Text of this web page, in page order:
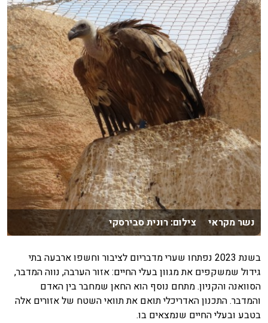
נשר מקראי צילום: רונית סבירסקי
בשנת 2023 נפתחו שערי מדבריום לציבור וחשפו ארבעה בתי
גידול שמשקפים את מגוון בעלי החיים: אזור הערבה, נווה המדבר,
הסוואנה והקניון. מתחם נוסף הוא החאן שמחבר בין האדם
והמדבר. התכנון האדריכלי תואם את תוואי השטח של אזורים אלה
בטבע ובעלי החיים שנמצאים בו.